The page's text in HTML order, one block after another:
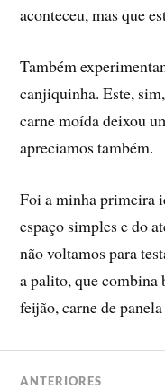
aconteceu, mas que
Também
canjiquinha. Este,
carne moí­da deixou
apreciamos também.
Foi a minha primeira
espaço simples e do
não voltamos para
a palito, que combina
feijão, carne de
ANTERIORES